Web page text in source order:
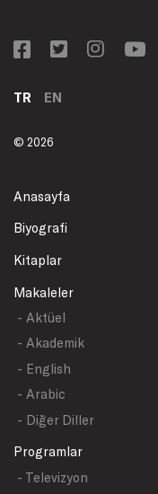
TR EN
© 2026
Anasayfa
Biyografi
Kitaplar
Makaleler
- Aktüel
- Akademik
- English
- Arabic
- Diğer Diller
Programlar
- Televizyon